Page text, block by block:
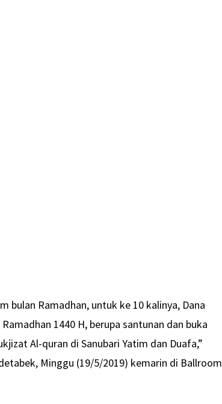
bulan Ramadhan, untuk ke 10 kalinya, Dana
1440 H, berupa santunan dan buka
Al-quran di Sanubari Yatim dan Duafa,”
Minggu (19/5/2019) kemarin di Ballroom